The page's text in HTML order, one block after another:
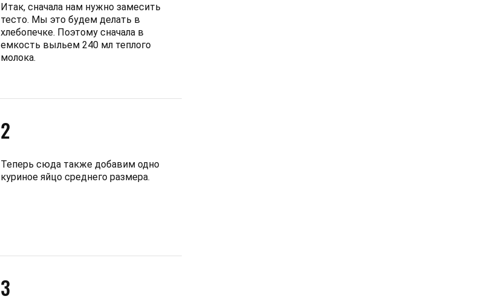
Итак, сначала нам нужно замесить
тесто. Мы это будем делать в
хлебопечке. Поэтому сначала в
емкость выльем 240 мл теплого
молока.
2
Теперь сюда также добавим одно
куриное яйцо среднего размера.
3